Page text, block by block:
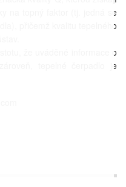
na topný faktor (tj. jedná se
přičemž kvalitu tepelného
že uváděné informace o
tepelné čerpadlo je